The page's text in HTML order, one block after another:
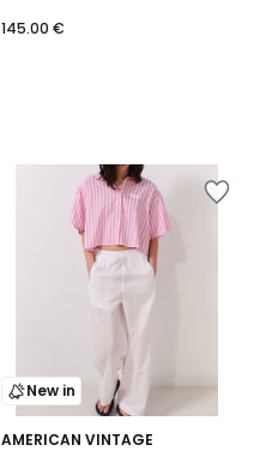
145.00 €
New in
AMERICAN VINTAGE